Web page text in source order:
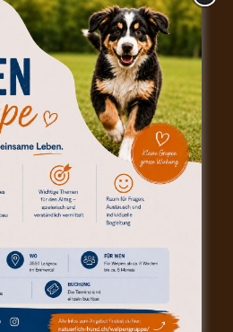
Hofstetter